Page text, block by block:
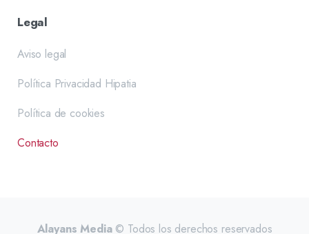
Legal
Aviso legal
Política Privacidad Hipatia
Política de cookies
Contacto
Alayans Media© Todos los derechos reservados